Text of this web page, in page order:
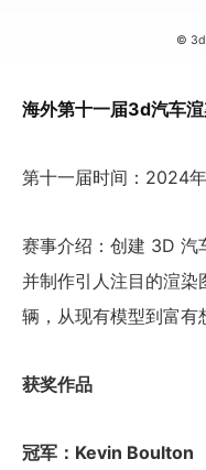
©
海外第十一届3d汽车
第十一届时间：2024
赛事介绍：创建 3D 汽
并制作引人注目的渲染
辆，从现有模型到富有
获奖作品
冠军：Kevin Boulton